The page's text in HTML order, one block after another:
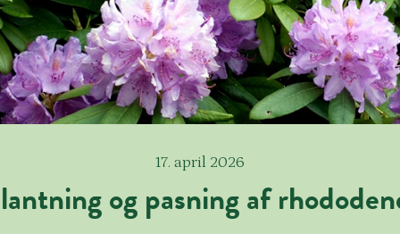
17. april 2026
og pasning af